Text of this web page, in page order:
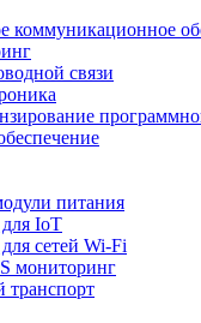
связи
питания
IoT
сетей Wi-Fi
мониторинг